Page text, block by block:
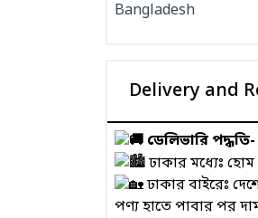
Bangladesh
Delivery and
ডেলিভারি পদ্ধতি-
ঢাকার মধ্যেঃ
ঢাকার বাইরেঃ
পণ্য হাতে পাবার পর